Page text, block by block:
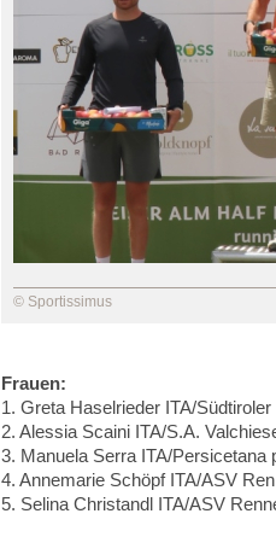
© Sportissimus
Frauen:
1.⁠ ⁠Greta Haselrieder ITA/
2.⁠ ⁠⁠Alessia Scaini ITA/S.A.
3.⁠ ⁠⁠Manuela Serra ITA/Persicetana
4.⁠ ⁠⁠Annemarie Schöpf ITA/ASV
5.⁠ ⁠⁠Selina Christandl ITA/ASV